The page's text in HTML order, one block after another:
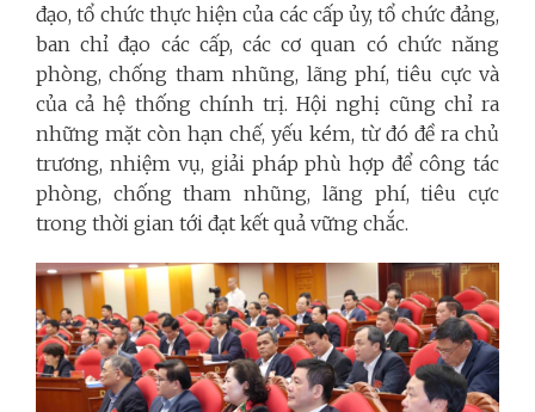
đạo, tổ chức thực hiện của các cấp ủy, tổ chức đảng,
ban chỉ đạo các cấp, các cơ quan có chức năng
phòng, chống tham nhũng, lãng phí, tiêu cực và
của cả hệ thống chính trị. Hội nghị cũng chỉ ra
những mặt còn hạn chế, yếu kém, từ đó đề ra chủ
trương, nhiệm vụ, giải pháp phù hợp để công tác
phòng, chống tham nhũng, lãng phí, tiêu cực
trong thời gian tới đạt kết quả vững chắc.